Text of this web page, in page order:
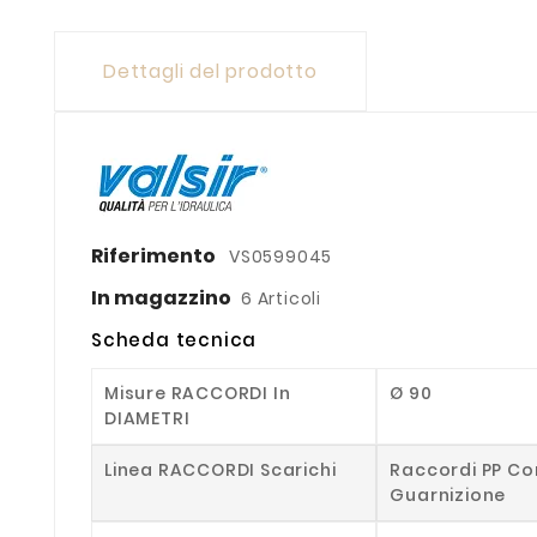
Dettagli del prodotto
Riferimento VS0599045
In magazzino 6 Articoli
Scheda tecnica
Misure RACCORDI In
DIAMETRI
Ø 90
Linea RACCORDI Scarichi
Raccordi PP
Guarnizione